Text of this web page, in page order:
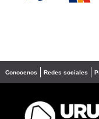
Conocenos Redes sociales